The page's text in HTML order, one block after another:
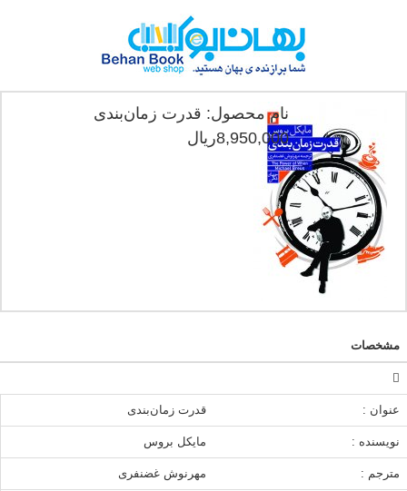
نام محصول: قدرت زمان‌بندی
8,950,000ریال
مشخصات
عنوان : قدرت زمان‌بندی
نویسنده : مایکل بروس
مترجم : مهرنوش غضنفری